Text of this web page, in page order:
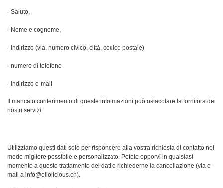
- Saluto,
- Nome e cognome,
- indirizzo (via, numero civico, città, codice postale)
- numero di telefono
- indirizzo e-mail
Il mancato conferimento di queste informazioni può ostacolare la fornitura dei
nostri servizi.
Utilizziamo questi dati solo per rispondere alla vostra richiesta di contatto nel
modo migliore possibile e personalizzato. Potete opporvi in qualsiasi
momento a questo trattamento dei dati e richiederne la cancellazione (via e-
mail a info@eliolicious.ch).